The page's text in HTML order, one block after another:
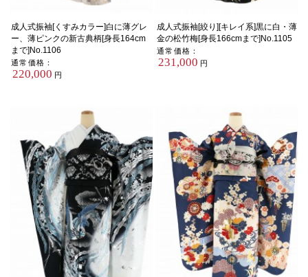
成人式振袖[くすみカラー]白に薄グレ
ー、薄ピンクの新古典柄[身長164cm
まで]No.1106
通常価格：
220,000 円
成人式振袖[絞り][キレイ系]黒に白・薄
金の松竹梅[身長166cmまで]No.1105
通常価格：
231,000 円